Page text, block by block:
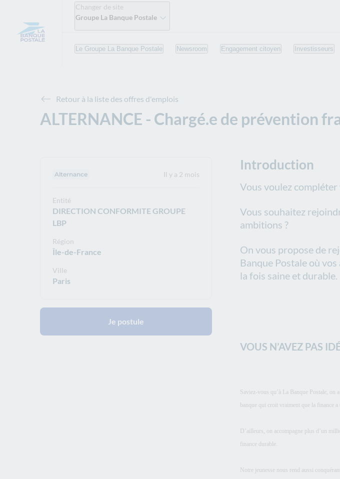
Changer de site
Groupe La Banque Postale
Le Groupe La Banque Postale Newsroom Engagement citoyen Investisseurs
Retour à la liste des offres d'emplois
ALTERNANCE - Chargé.e de prévention
Type de contrat :
Alternance Il y a 2 mois
Entité
DIRECTION CONFORMITE GROUPE
LBP
Région
Île-de-France
Ville
Paris
Je postule
Introduction
Vous voulez
Vous souhaitez
ambitions ?
On vous propose de
Banque Postale où
la fois saine et durable.
VOUS N’AVEZ PAS
Saviez-vous qu’à La Banque Postale, on
banque qui croit vraiment que la finance
D’ailleurs, on accompagne plus d’un
finance durable.
Notre jeunesse nous rend aussi